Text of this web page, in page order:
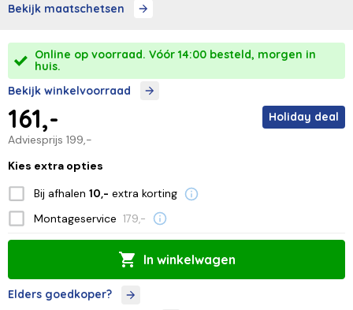
Bekijk maatschetsen
Online op voorraad. Vóór 14:00 besteld, morgen in
huis.
Bekijk winkelvoorraad
Adviesprijs 199,-
161,- Holiday deal
Kies extra opties
Bij afhalen 10,- extra korting
Montageservice 179,-
In winkelwagen
Elders goedkoper?